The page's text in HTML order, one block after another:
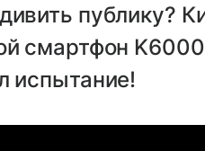
публику?
смартфон
испытание!